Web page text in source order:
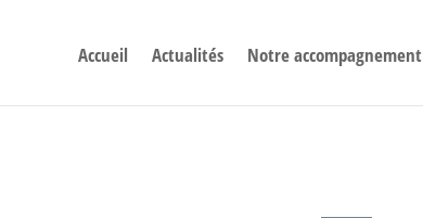
Accueil Actualités Notre accompagnement